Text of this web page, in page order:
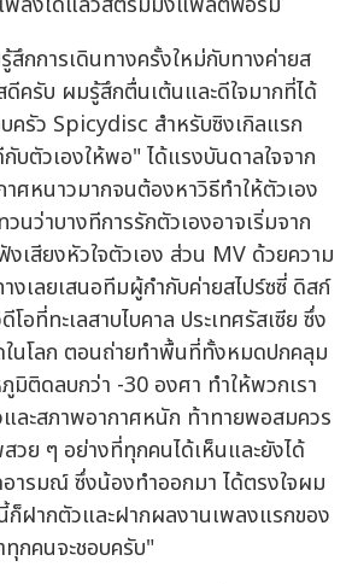
สึกการเดินทางครั้งใหม่กับทางค่ายส
ดีครับ ผมรู้สึกตื่นเต้นและดีใจมากที่ได้
ครัว Spicydisc สำหรับซิงเกิลแรก
บตัวเองให้พอ" ได้แรงบันดาลใจจาก
หนาวมากจนต้องหาวิธีทำให้ตัวเอง
นว่าบางทีการรักตัวเองอาจเริ่มจาก
งเสียงหัวใจตัวเอง ส่วน MV ด้วยความ
งเลยเสนอทีมผู้กำกับค่ายสไปร์ซซี่ ดิสก์
อที่ทะเลสาบไบคาล ประเทศรัสเซีย ซึ่ง
ในโลก ตอนถ่ายทำพื้นที่ทั้งหมดปกคลุม
ติดลบกว่า -30 องศา ทำให้พวกเรา
ละสภาพอากาศหนัก ท้าทายพอสมควร
วย ๆ อย่างที่ทุกคนได้เห็นและยังได้
ารมณ์ ซึ่งน้องทำออกมา ได้ตรงใจผม
ฝากตัวและฝากผลงานเพลงแรกของ
กคนจะชอบครับ"